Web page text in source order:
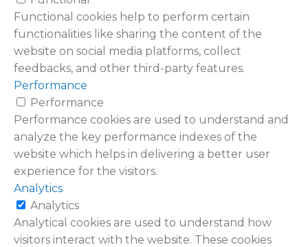
Functional cookies help to perform certain
functionalities like sharing the content of the
website on social media platforms, collect
feedbacks, and other third-party features.
Performance
Performance
Performance cookies are used to understand and
analyze the key performance indexes of the
website which helps in delivering a better user
experience for the visitors.
Analytics
Analytics
Analytical cookies are used to understand how
visitors interact with the website. These cookies